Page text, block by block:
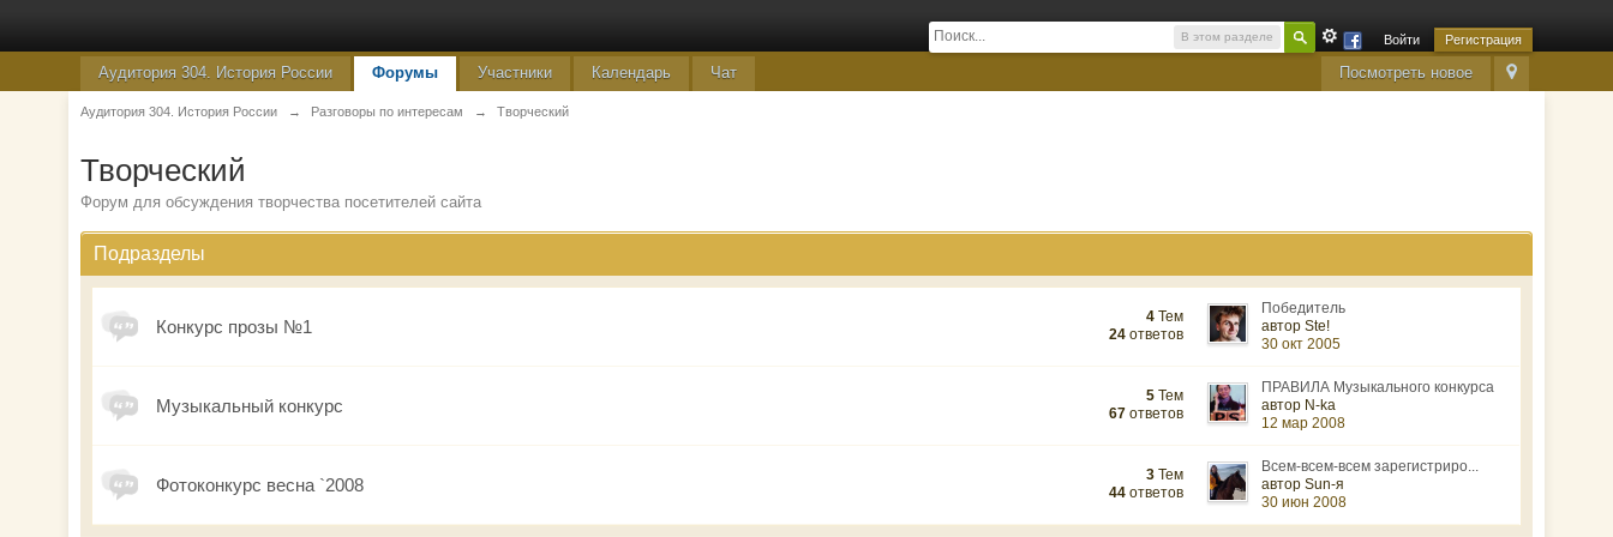
В этом разделе Войти Регистрация
Посмотреть новое
Аудитория 304. История России Форумы Участники Календарь Чат
Аудитория 304. История России → Разговоры по интересам → Творческий
Творческий
Форум для обсуждения творчества посетителей сайта
Подразделы
Конкурс прозы №1 4 Тем
24 ответов
Победитель
автор Ste!
30 окт 2005
Музыкальный конкурс 5 Тем
67 ответов
ПРАВИЛА Музыкального конкурса
автор N-ka
12 мар 2008
Фотоконкурс весна `2008 3 Тем
44 ответов
Всем-всем-всем зарегистриро...
автор Sun-я
30 июн 2008